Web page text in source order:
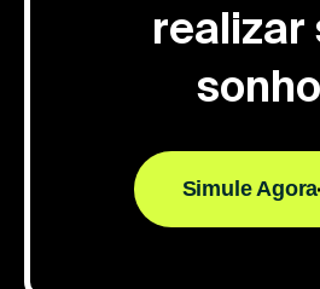
realizar
Simule Agora